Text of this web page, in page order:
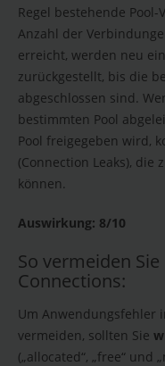
Regel bestehende
Anzahl der
erreicht, werden neu
zurückgestellt, bis die
abgeschlossen sind.
bestimmten Pool
Pool freigegeben wird,
(Connection Leaks),
können.
Auswirkung: 8/10
So vermeiden
Connections:
Um Anwendungsfehler
vermeiden, sollten Sie
(„allocated“, „free“ und